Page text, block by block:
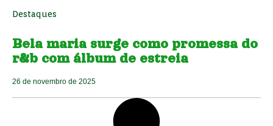
Destaques
Bela maria surge como promessa do
r&b com álbum de estreia
26 de novembro de 2025